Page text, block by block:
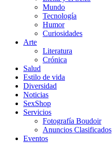
Mundo
Tecnología
Humor
Curiosidades
Arte
Literatura
Crónica
Salud
Estilo de vida
Diversidad
Noticias
SexShop
Servicios
Fotografía Boudoir
Anuncios Clasificados
Eventos